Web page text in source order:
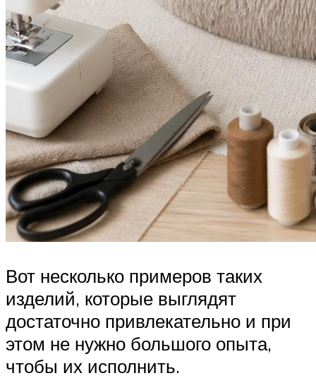
Вот несколько примеров таких
изделий, которые выглядят
достаточно привлекательно и при
этом не нужно большого опыта,
чтобы их исполнить.